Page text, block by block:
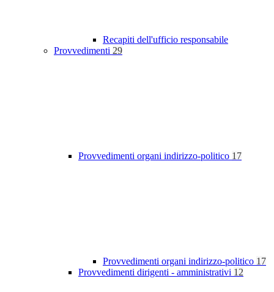
Recapiti dell'ufficio responsabile
Provvedimenti 29
Provvedimenti organi indirizzo-politico 17
Provvedimenti organi indirizzo-politico 17
Provvedimenti dirigenti - amministrativi 12